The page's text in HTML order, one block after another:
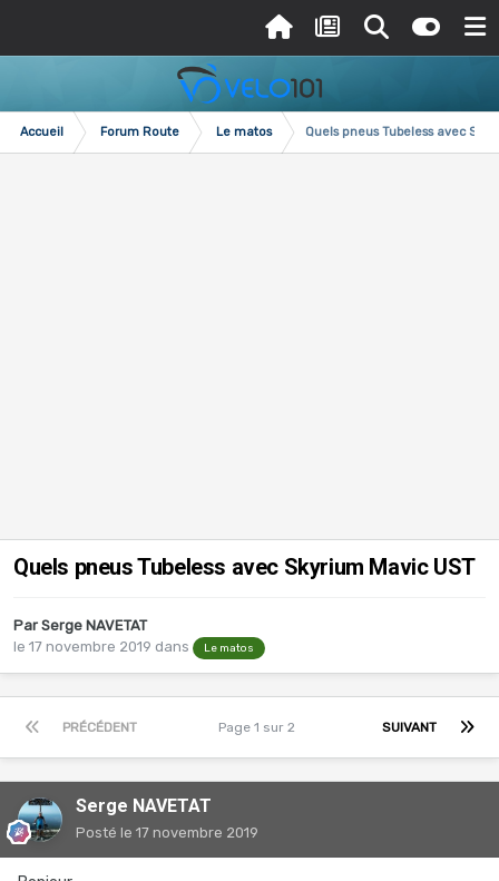
Accueil Forum Route Le matos Quels pneus Tubeless avec
Quels pneus Tubeless avec Skyrium Mavic UST
Par Serge NAVETAT
le 17 novembre 2019 dans Le matos
PRÉCÉDENT SUIVANT
Page 1 sur 2
Serge NAVETAT
Posté le 17 novembre 2019